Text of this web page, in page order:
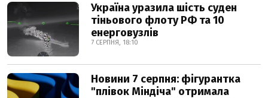
Україна уразила шість суден
тіньового флоту РФ та 10
енерговузлів
7 СЕРПНЯ, 18:10
Новини 7 серпня: фігурантка
"плівок Міндіча" отримала